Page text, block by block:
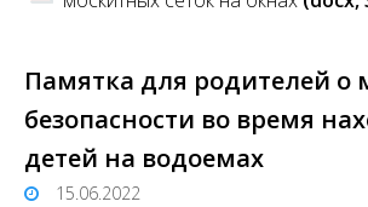
Памятка для родителей о
безопасности во время
детей на водоемах
15.06.2022